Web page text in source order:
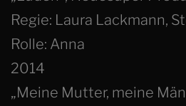
Regie: Laura Lackmann,
Rolle: Anna
2014
„Meine Mutter, meine